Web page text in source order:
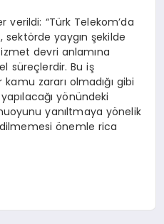
verildi: “Türk Telekom’da
yaygın şekilde
devri anlamına
süreçlerdir. Bu iş
zararı olmadığı gibi
yapılacağı yönündeki
yanıltmaya yönelik
önemle rica